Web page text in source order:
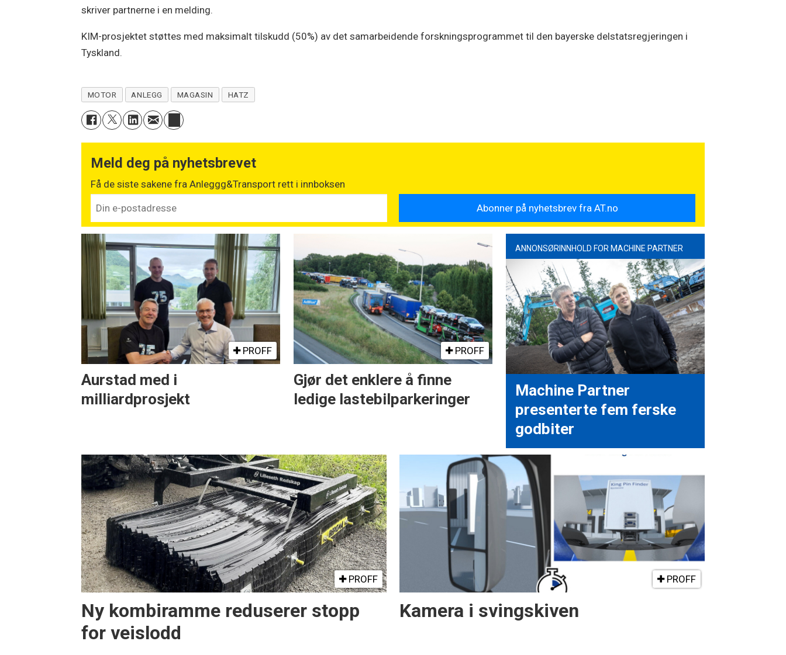
skriver partnerne i en melding.
KIM-prosjektet støttes med maksimalt tilskudd (50%) av det samarbeidende forskningsprogrammet til den bayerske delstatsregjeringen i
Tyskland.
MOTOR ANLEGG MAGASIN HATZ
Meld deg på nyhetsbrevet
Få de siste sakene fra Anleggg&Transport rett i innboksen
PROFF
Aurstad med i
milliardprosjekt
PROFF
Gjør det enklere å finne
ledige lastebilparkeringer
ANNONSØRINNHOLD FOR MACHINE PARTNER
Machine Partner
presenterte fem ferske
godbiter
PROFF
Ny kombiramme reduserer stopp
for veislodd
PROFF
Kamera i svingskiven